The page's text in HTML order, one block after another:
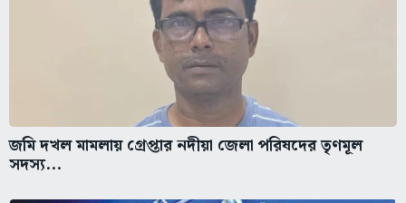
জমি দখল মামলায় গ্রেপ্তার নদীয়া জেলা পরিষদের তৃণমূল
সদস্য...